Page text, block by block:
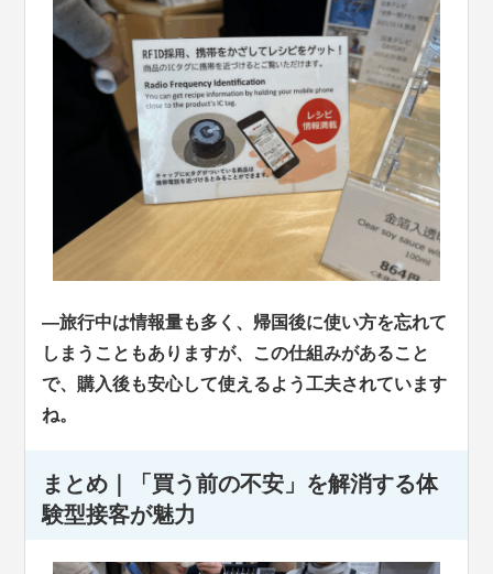
—旅行中は情報量も多く、帰国後に使い方を忘れて
しまうこともありますが、この仕組みがあること
で、購入後も安心して使えるよう工夫されています
ね。
まとめ｜「買う前の不安」を解消する体
験型接客が魅力